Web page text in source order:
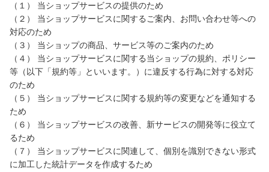
（１） 当ショップサービスの提供のため
（２） 当ショップサービスに関するご案内、お問い合わせ等への
対応のため
（３） 当ショップの商品、サービス等のご案内のため
（４） 当ショップサービスに関する当ショップの規約、ポリシー
等（以下「規約等」といいます。）に違反する行為に対する対応
のため
（５） 当ショップサービスに関する規約等の変更などを通知する
ため
（６） 当ショップサービスの改善、新サービスの開発等に役立て
るため
（７） 当ショップサービスに関連して、個別を識別できない形式
に加工した統計データを作成するため